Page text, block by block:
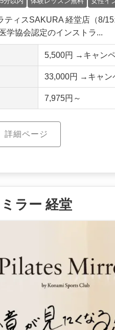
ティスSAKURA 経堂店（8/
学協会認定のインストラ...
5,500円 →キャン
33,000円 →キャン
7,975円～
詳細ページ
ラー 経堂